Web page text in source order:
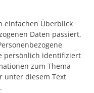
einfachen Überblick
Daten passiert,
persönlich identifiziert
zum Thema
unter diesem Text